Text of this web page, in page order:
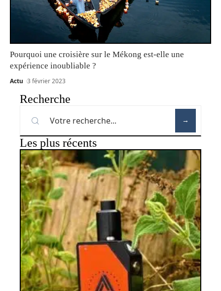
Pourquoi une croisière sur le Mékong est-elle une
expérience inoubliable ?
Actu 3 février 2023
Recherche
Les plus récents